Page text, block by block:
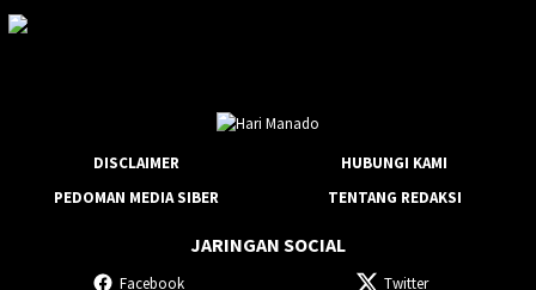
DISCLAIMER
HUBUNGI KAMI
PEDOMAN MEDIA SIBER
TENTANG REDAKSI
JARINGAN SOCIAL
Facebook Twitter